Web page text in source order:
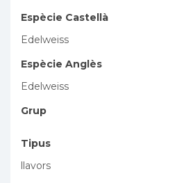
Espècie Castellà
Edelweiss
Espècie Anglès
Edelweiss
Grup
Tipus
llavors